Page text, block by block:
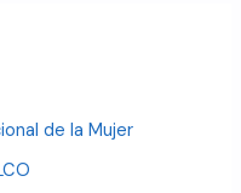
de la Mujer